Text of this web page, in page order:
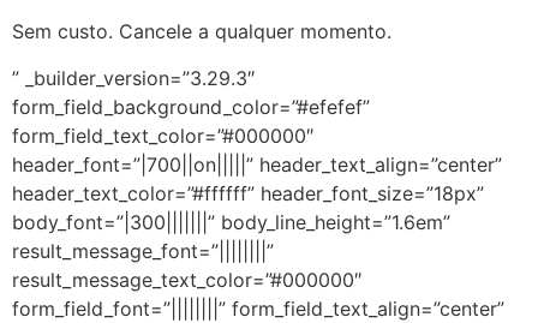
Sem custo. Cancele a qualquer momento.
” _builder_version=”3.29.3″
form_field_background_color=”#efefef”
form_field_text_color=”#000000″
header_font=”|700||on|||||” header_text_align=”center”
header_text_color=”#ffffff” header_font_size=”18px”
body_font=”|300|||||||” body_line_height=”1.6em”
result_message_font=”||||||||”
result_message_text_color=”#000000″
form_field_font=”||||||||” form_field_text_align=”center”